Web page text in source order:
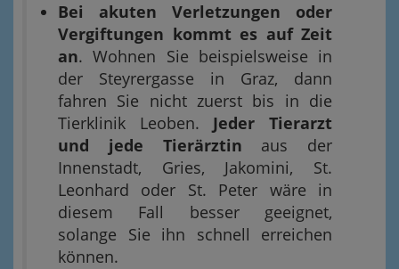
Bei akuten Verletzungen oder
Vergiftungen kommt es auf Zeit
an. Wohnen Sie beispielsweise in
der Steyrergasse in Graz, dann
fahren Sie nicht zuerst bis in die
Tierklinik Leoben. Jeder Tierarzt
und jede Tierärztin aus der
Innenstadt, Gries, Jakomini, St.
Leonhard oder St. Peter wäre in
diesem Fall besser geeignet,
solange Sie ihn schnell erreichen
können.